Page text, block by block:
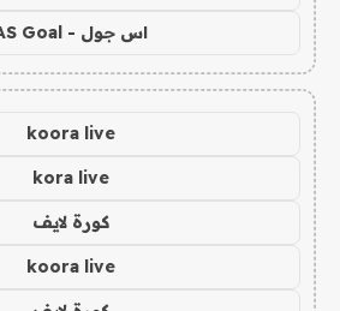
اس جول - AS Goal
koora live
kora live
كورة لايف
koora live